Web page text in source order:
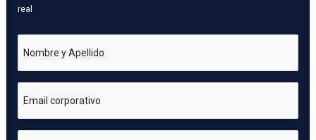
real
Nombre y Apellido
Email corporativo